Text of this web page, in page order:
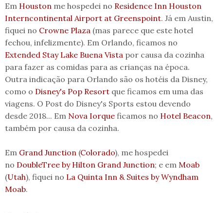
Em Houston me hospedei no Residence Inn Houston
Interncontinental Airport at Greenspoint. Já em Austin,
fiquei no Crowne Plaza (mas parece que este hotel
fechou, infelizmente). Em Orlando, ficamos no
Extended Stay Lake Buena Vista por causa da cozinha
para fazer as comidas para as crianças na época.
Outra indicação para Orlando são os hotéis da Disney,
como o Disney's Pop Resort que ficamos em uma das
viagens. O Post do Disney's Sports estou devendo
desde 2018... Em Nova Iorque ficamos no Hotel Beacon,
também por causa da cozinha.
Em Grand Junction (Colorado), me hospedei
no DoubleTree by Hilton Grand Junction; e em Moab
(Utah), fiquei no La Quinta Inn & Suites by Wyndham
Moab.